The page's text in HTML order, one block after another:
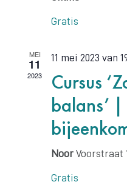
Gratis
MEI
11
2023
11 mei 2023 van
Cursus
balans’
Noor Voorstraat
Gratis